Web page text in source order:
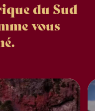
du Sud
vous